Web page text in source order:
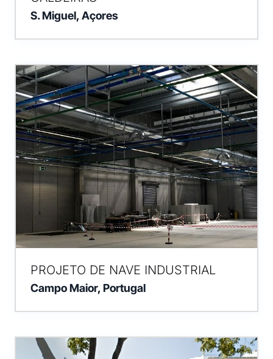
S. Miguel, Açores
PROJETO DE NAVE INDUSTRIAL
Campo Maior, Portugal